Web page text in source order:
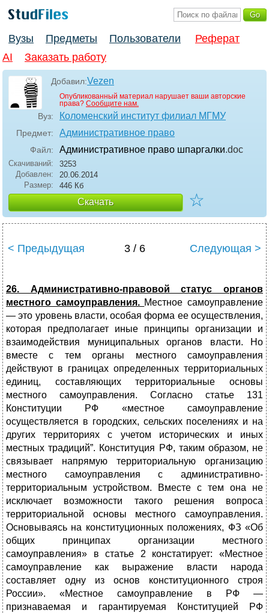
Вузы Предметы Пользователи
Реферат
AI
Заказать работу
Добавил:Vezen
Опубликованный материал нарушает ваши авторские
права? Сообщите нам.
Вуз: Коломенский институт филиал МГМУ
Предмет: Административное право
Файл: Административное право шпаргалки.doc
Скачиваний:
3253
Добавлен:
20.06.2014
Размер:
446 Кб
Скачать ☆
< Предыдущая 3 / 6 Следующая >
26. Административно-правовой статус органов
местного самоуправления. Местное самоуправление
— это уровень власти, особая форма ее осуществления,
которая предполагает иные принципы организации и
взаимодействия муниципальных органов власти. Но
вместе с тем органы местного самоуправления
действуют в границах определенных территориальных
единиц, составляющих территориальные основы
местного самоуправления. Согласно статье 131
Конституции РФ «местное самоуправление
осуществляется в городских, сельских поселениях и на
других территориях с учетом исторических и иных
местных традиций”. Конституция РФ, таким образом, не
связывает напрямую территориальную организацию
местного самоуправления с административно-
территориальным устройством. Вместе с тем она не
исключает возможности такого решения вопроса
территориальной основы местного самоуправления.
Основываясь на конституционных положениях, ФЗ «Об
общих принципах организации местного
самоуправления» в статье 2 констатирует: «Местное
самоуправление как выражение власти народа
составляет одну из основ конституционного строя
России». «Местное самоуправление в РФ —
признаваемая и гарантируемая Конституцией РФ